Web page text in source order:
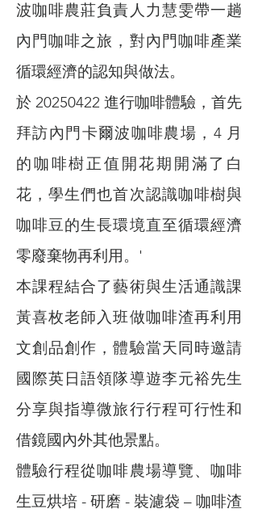
波咖啡農莊負責人力慧雯帶一趟
內門咖啡之旅，對內門咖啡產業
循環經濟的認知與做法。
於 20250422 進行咖啡體驗，首先
拜訪內門卡爾波咖啡農場，4 月
的咖啡樹正值開花期開滿了白
花，學生們也首次認識咖啡樹與
咖啡豆的生長環境直至循環經濟
零廢棄物再利用。'
本課程結合了藝術與生活通識課
黃喜枚老師入班做咖啡渣再利用
文創品創作，體驗當天同時邀請
國際英日語領隊導遊李元裕先生
分享與指導微旅行行程可行性和
借鏡國內外其他景點。
體驗行程從咖啡農場導覽、咖啡
生豆烘培 - 研磨 - 裝濾袋 – 咖啡渣